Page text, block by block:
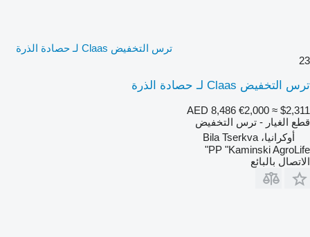
ترس التخفيض Claas لـ حصادة الذرة
23
ترس التخفيض Claas لـ حصادة الذرة
AED 8,486 €2,000 ≈ $2,311
قطع الغيار - ترس التخفيض
أوكرانيا، Bila Tserkva
PP "Kaminski AgroLife"
الاتصال بالبائع